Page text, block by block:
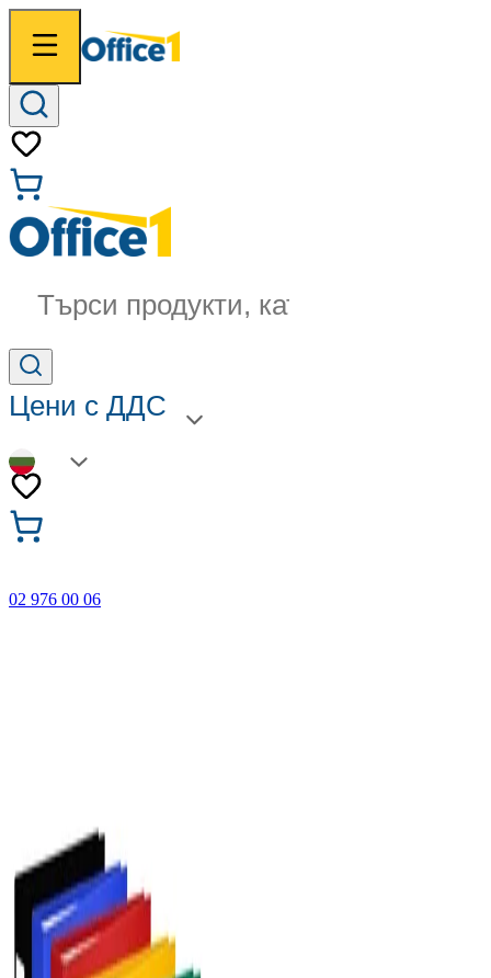
Търси продукти, категории...
Цени с ДДС
BG
02 976 00 06